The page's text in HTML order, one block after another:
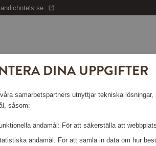
20 CM
DINA UPPGIFTER
samarbetspartners utnyttjar tekniska
såsom:
ändamål: För att säkerställa att
ändamål: För att samla in data om hur